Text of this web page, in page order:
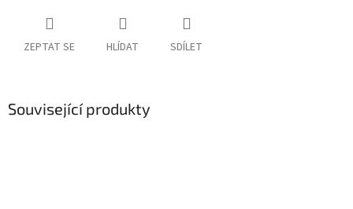
ZEPTAT SE HLÍDAT SDÍLET
Související produkty